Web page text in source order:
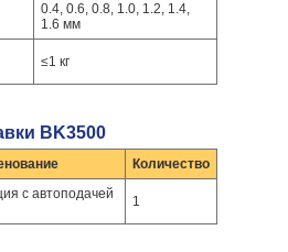
0.4, 0.6, 0.8, 1.0, 1.2, 1.4,
1.6 мм
≤1 кг
BK3500
Количество
с автоподачей
1